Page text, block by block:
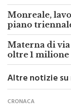
Monreale,
piano
Materna di
oltre 1
Altre notizie su
CRONACA